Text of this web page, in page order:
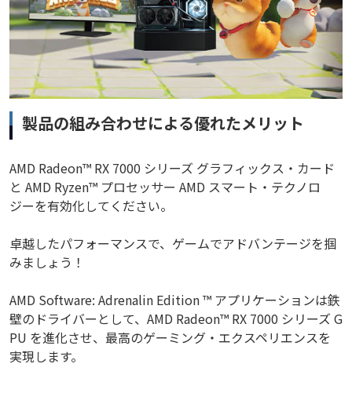
製品の組み合わせによる優れたメリット
AMD Radeon™ RX 7000 シリーズ グラフィックス・カード
と AMD Ryzen™ プロセッサー AMD スマート・テクノロ
ジーを有効化してください。
卓越したパフォーマンスで、ゲームでアドバンテージを掴
みましょう！
AMD Software: Adrenalin Edition ™ アプリケーションは鉄
壁のドライバーとして、AMD Radeon™ RX 7000 シリーズ G
PU を進化させ、最高のゲーミング・エクスペリエンスを
実現します。